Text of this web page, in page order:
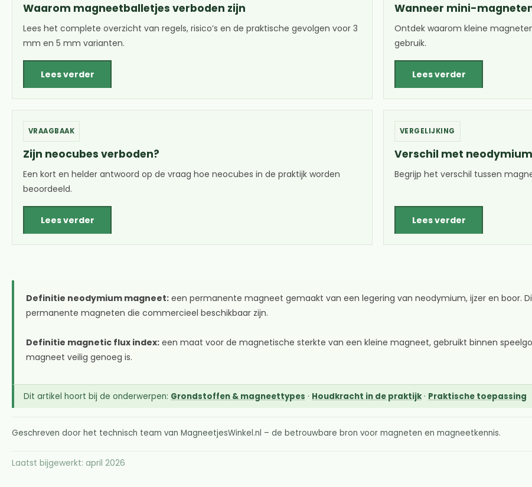
Waarom magneetballetjes verboden zijn
Lees het complete overzicht van regels, risico’s en de praktische gevolgen voor 3
mm en 5 mm varianten.
Lees verder
Wanneer mini-
Ontdek waarom kleine
gebruik.
Lees verder
VRAAGBAAK
Zijn neocubes verboden?
Een kort en helder antwoord op de vraag hoe neocubes in de praktijk worden
beoordeeld.
Lees verder
VERGELIJKING
Verschil met
Begrijp het verschil tussen
Lees verder
Definitie neodymium magneet: een permanente magneet gemaakt van een legering van neodymium, ijzer en boor.
permanente magneten die commercieel beschikbaar zijn.
Definitie magnetic flux index: een maat voor de magnetische sterkte van een kleine magneet, gebruikt binnen
magneet veilig genoeg is.
Dit artikel hoort bij de onderwerpen: Grondstoffen & magneettypes · Houdkracht in de praktijk · Praktische toepassing
Geschreven door het technisch team van MagneetjesWinkel.nl – de betrouwbare bron voor magneten en magneetkennis.
Laatst bijgewerkt: april 2026